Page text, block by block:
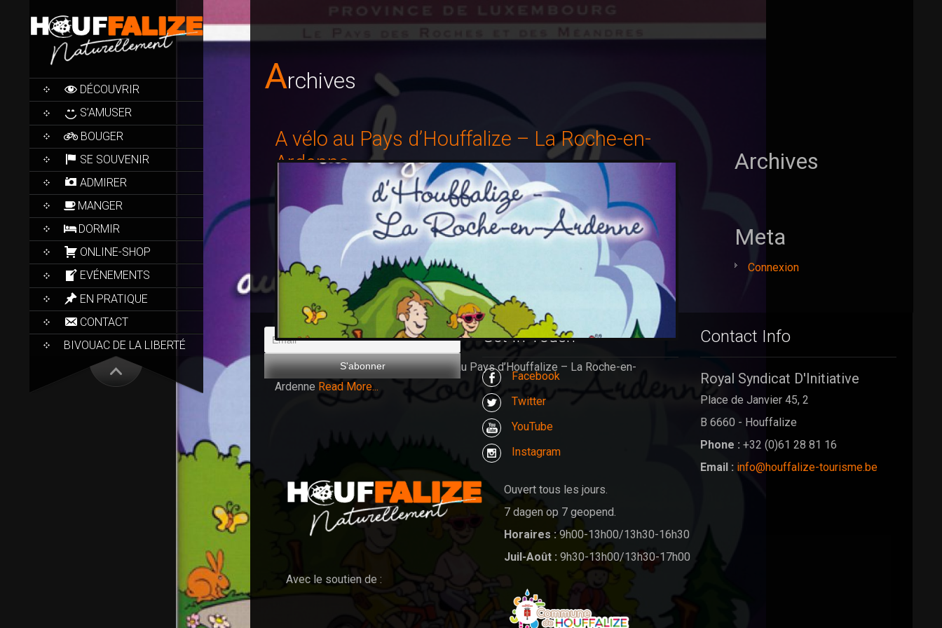
SKIP
CONTENT
DÉCOUVRIR
S’AMUSER
BOUGER
SE SOUVENIR
ADMIRER
MANGER
DORMIR
ONLINE-SHOP
EVÉNEMENTS
EN PRATIQUE
CONTACT
BIVOUAC DE LA LIBERTÉ
ARchives
A vélo au Pays d’Houffalize – La Roche-en-
Ardenne
Itinéraires cyclos Accueil (© :)A vélo au Pays d’Houffalize – La Roche-en-
Ardenne Read More...
Archives
Meta
Connexion
Get In Touch
Facebook
Twitter
YouTube
Instagram
Contact Info
Royal Syndicat D'Initiative
Place de Janvier 45, 2
B 6660 - Houffalize
Phone : +32 (0)61 28 81 16
Email : info@houffalize-tourisme.be
Ouvert tous les jours.
7 dagen op 7 geopend.
Horaires : 9h00-13h00/13h30-16h30
Juil-Août : 9h30-13h00/13h30-17h00
Avec le soutien de :